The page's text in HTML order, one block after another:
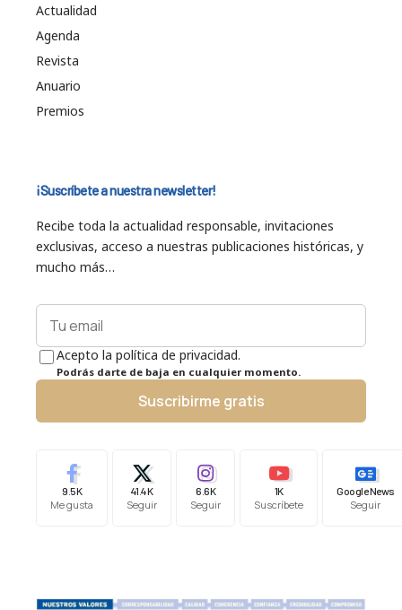
Actualidad
Agenda
Revista
Anuario
Premios
¡Suscríbete a nuestra newsletter!
Recibe toda la actualidad responsable, invitaciones
exclusivas, acceso a nuestras publicaciones históricas, y
mucho más…
Acepto la política de privacidad.
Podrás darte de baja en cualquier momento.
Suscribirme gratis
9.5K
Me gusta
41.4K
Seguir
6.6K
Seguir
1K
Suscríbete
Google News
Seguir